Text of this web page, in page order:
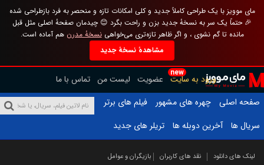
مای موویز با یک طراحی کاملاً جدید و کلی امکانات تازه و منحصر به فرد بازطراحی شده
🎉 حتماً یک سر به نسخهٔ جدید بزن و راحت بگرد 😊 چیدمان صفحهٔ اصلی مثل قبل
مانده تا گم نشوی ، و اگر ظاهر تازه‌تری می‌خواهینسخهٔ مدرن هم آماده است.
مشاهدهٔ نسخهٔ جدید
new
ورود به سایت عضویت لیست من تماس با ما
صفحه اصلی
چهره های مشهور
فیلم های برتر
سریال ها
آخرین دوبله ها تریلر های جدید
لینک های دانلود نقد های کاربران بازیگران و عوامل